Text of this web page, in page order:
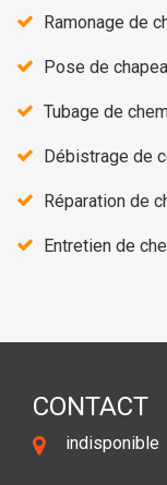
Ramonage de
Pose de
Tubage de
Débistrage de
Réparation de
Entretien de
CONTACT
indisponible